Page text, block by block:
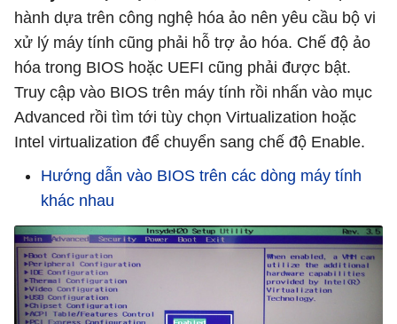
hành dựa trên công nghệ hóa ảo nên yêu cầu bộ vi
xử lý máy tính cũng phải hỗ trợ ảo hóa. Chế độ ảo
hóa trong BIOS hoặc UEFI cũng phải được bật.
Truy cập vào BIOS trên máy tính rồi nhấn vào mục
Advanced rồi tìm tới tùy chọn Virtualization hoặc
Intel virtualization để chuyển sang chế độ Enable.
Hướng dẫn vào BIOS trên các dòng máy tính
khác nhau